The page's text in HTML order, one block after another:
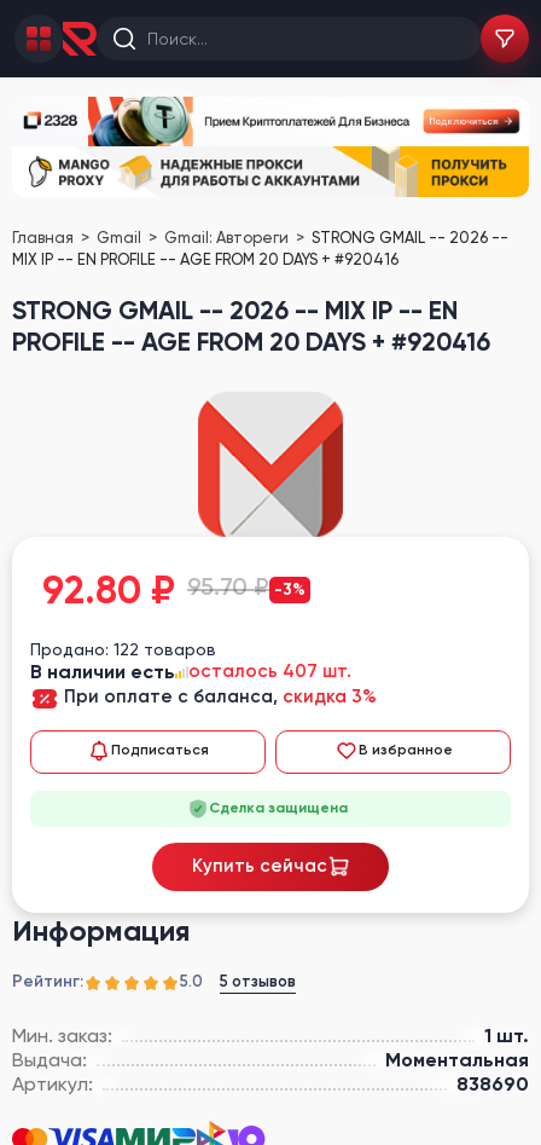
Главная Gmail Gmail: Автореги
STRONG GMAIL -- 2026 --
MIX IP -- EN PROFILE -- AGE FROM 20 DAYS + #920416
STRONG GMAIL -- 2026 -- MIX IP -- EN
PROFILE -- AGE FROM 20 DAYS + #920416
Информация
Рейтинг: 5.0 5 отзывов
Мин. заказ:
1 шт.
Выдача:
Моментальная
Артикул:
838690
92.80 ₽ 95.70 ₽ -3%
Продано: 122 товаров
В наличии есть
осталось 407 шт.
При оплате с баланса, скидка 3%
Подписаться В избранное
Сделка защищена
Купить сейчас